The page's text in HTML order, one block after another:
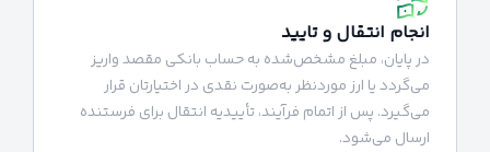
انجام انتقال و تایید
در پایان، مبلغ مشخص‌شده به حساب بانکی مقصد واریز
می‌گردد یا ارز موردنظر به‌صورت نقدی در اختیارتان قرار
می‌گیرد. پس از اتمام فرآیند، تأییدیه انتقال برای فرستنده
ارسال می‌شود.